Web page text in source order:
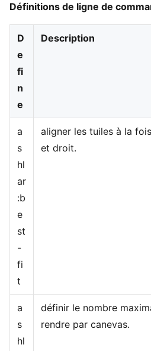
Définitions de ligne de
D
e
fi
n
e
Description
a
s
hl
ar
:b
e
st
-
fi
t
aligner les tuiles à la
et droit.
a
s
hl
définir le nombre
rendre par canevas.